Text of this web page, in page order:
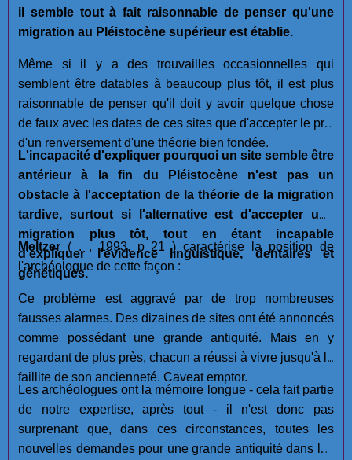
il semble tout à fait raisonnable de penser qu'une
migration au Pléistocène supérieur est établie.
Même si il y a des trouvailles occasionnelles qui
semblent être datables à beaucoup plus tôt, il est plus
raisonnable de penser qu'il doit y avoir quelque chose
de faux avec les dates de ces sites que d'accepter le prix
d'un renversement d'une théorie bien fondée.
L'incapacité d'expliquer pourquoi un site semble être
antérieur à la fin du Pléistocène n'est pas un
obstacle à l'acceptation de la théorie de la migration
tardive, surtout si l'alternative est d'accepter une
migration plus tôt, tout en étant incapable
d'expliquer l'évidence linguistique, dentaires et
génétiques.
Meltzer ( . , 1993, p 21 ) caractérise la position de
l'archéologue de cette façon :
Ce problème est aggravé par de trop nombreuses
fausses alarmes. Des dizaines de sites ont été annoncés
comme possédant une grande antiquité. Mais en y
regardant de plus près, chacun a réussi à vivre jusqu'à la
faillite de son ancienneté. Caveat emptor.
Les archéologues ont la mémoire longue - cela fait partie
de notre expertise, après tout - il n'est donc pas
surprenant que, dans ces circonstances, toutes les
nouvelles demandes pour une grande antiquité dans les